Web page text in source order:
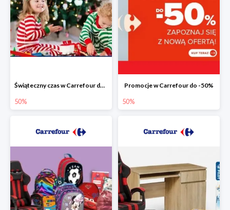
Świąteczny czas w Carrefour do -50%
50%
Promocje w Carrefour do -50%
50%